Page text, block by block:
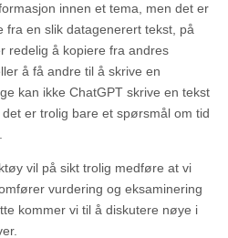
innen et tema, men det er
fra en slik datagenerert tekst, på
redelig å kopiere fra andres
å få andre til å skrive en
kan ikke ChatGPT skrive en tekst
er trolig bare et spørsmål om tid
vil på sikt trolig medføre at vi
vurdering og eksaminering
kommer vi til å diskutere nøye i